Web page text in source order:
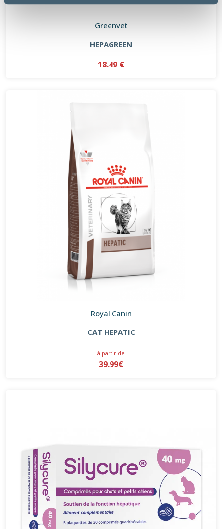
Greenvet
HEPAGREEN
18.49 €
Royal Canin
CAT HEPATIC
à partir de
39.99€